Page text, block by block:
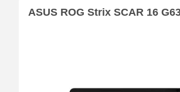
ASUS ROG Strix SCAR 16